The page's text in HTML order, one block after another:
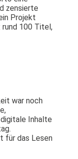
zensierte
Projekt
rund 100 Titel,
war noch
Inhalte
für das Lesen